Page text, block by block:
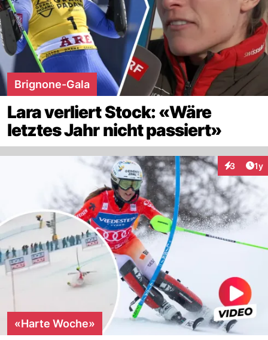
Brignone-Gala
Lara verliert Stock: «Wäre
letztes Jahr nicht passiert»
3 1y
«Harte Woche»